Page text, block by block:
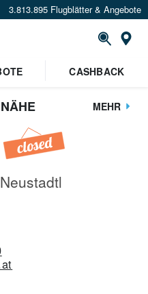
3.813.895 Flugblätter & Angebote
CASHBACK
MEHR